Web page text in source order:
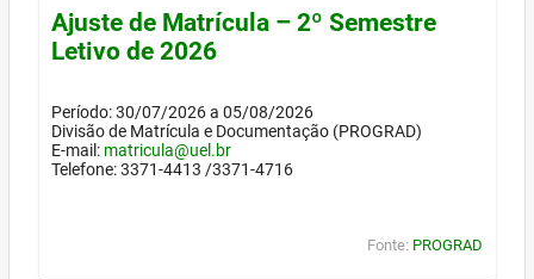
Ajuste de Matrícula – 2º Semestre
Letivo de 2026
Período: 30/07/2026 a 05/08/2026
Divisão de Matrícula e Documentação (PROGRAD)
E-mail: matricula@uel.br
Telefone: 3371-4413 /3371-4716
Fonte: PROGRAD